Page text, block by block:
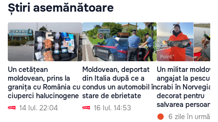
Știri asemănătoare
Un cetățean
moldovean, prins la
granița cu România cu
ciuperci halucinogene
14 Iul. 22:04
Moldovean, deportat
din Italia după ce a
condus un automobil în
stare de ebrietate
16 Iul. 14:53
Un militar
angajat la pescuit
crabi în Norvegia,
decorat pentru
salvarea
un pas de înec
6 zile în urmă